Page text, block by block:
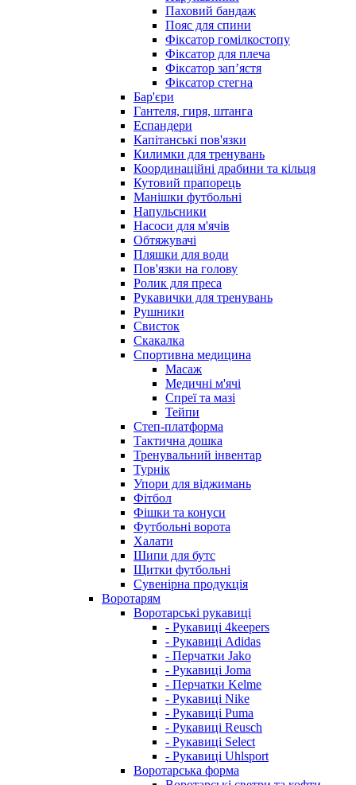
Паховий бандаж
Пояс для спини
Фіксатор гомілкостопу
Фіксатор для плеча
Фіксатор запʼястя
Фіксатор стегна
Бар'єри
Гантеля, гиря, штанга
Еспандери
Капітанські пов'язки
Килимки для тренувань
Координаційні драбини та кільця
Кутовий прапорець
Манішки футбольні
Напульсники
Насоси для м'ячів
Обтяжувачі
Пляшки для води
Пов'язки на голову
Ролик для преса
Рукавички для тренувань
Рушники
Свисток
Скакалка
Спортивна медицина
Масаж
Медичні м'ячі
Спреї та мазі
Тейпи
Степ-платформа
Тактична дошка
Тренувальний інвентар
Турнік
Упори для віджимань
Фітбол
Фішки та конуси
Футбольні ворота
Халати
Шипи для бутс
Щитки футбольні
Сувенірна продукція
Воротарям
Воротарські рукавиці
- Рукавиці 4keepers
- Рукавиці Adidas
- Перчатки Jako
- Рукавиці Joma
- Перчатки Kelme
- Рукавиці Nike
- Рукавиці Puma
- Рукавиці Reusch
- Рукавиці Select
- Рукавиці Uhlsport
Воротарська форма